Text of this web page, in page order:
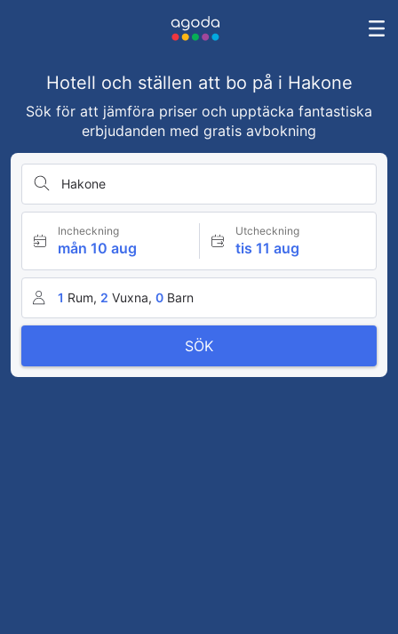
Hotell och ställen att bo på i Hakone
Sök för att jämföra priser och upptäcka fantastiska
erbjudanden med gratis avbokning
Hakone
Incheckning
mån 10 aug
Utcheckning
tis 11 aug
1 Rum, 2 Vuxna, 0 Barn
SÖK